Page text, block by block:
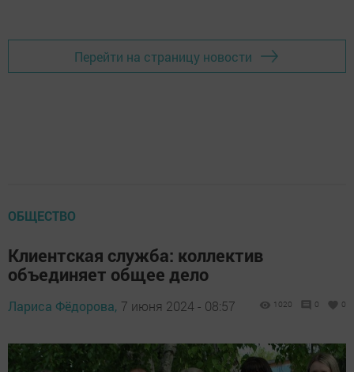
Перейти на страницу новости
ОБЩЕСТВО
Клиентская служба: коллектив
объединяет общее дело
Лариса Фёдорова, 7 июня 2024 - 08:57 1020 0 0